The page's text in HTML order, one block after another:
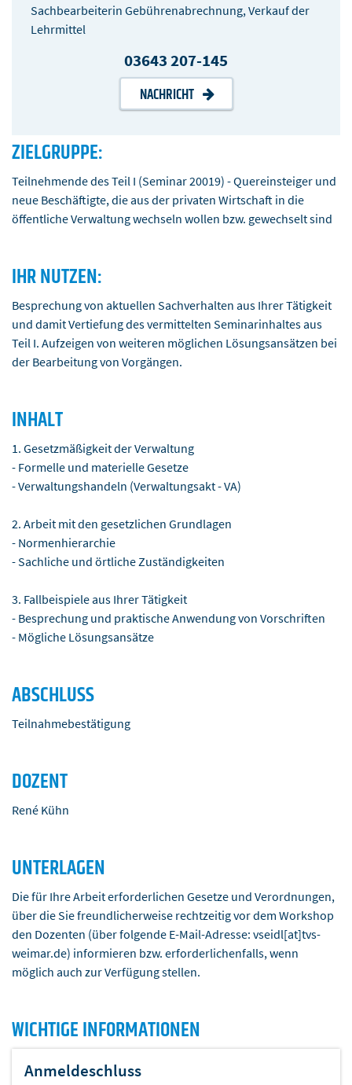
Sachbearbeiterin Gebührenabrechnung, Verkauf der
Lehrmittel
03643 207-145
NACHRICHT
ZIELGRUPPE:
Teilnehmende des Teil I (Seminar 20019) - Quereinsteiger und
neue Beschäftigte, die aus der privaten Wirtschaft in die
öffentliche Verwaltung wechseln wollen bzw. gewechselt sind
IHR NUTZEN:
Besprechung von aktuellen Sachverhalten aus Ihrer Tätigkeit
und damit Vertiefung des vermittelten Seminarinhaltes aus
Teil I. Aufzeigen von weiteren möglichen Lösungsansätzen bei
der Bearbeitung von Vorgängen.
INHALT
1. Gesetzmäßigkeit der Verwaltung
- Formelle und materielle Gesetze
- Verwaltungshandeln (Verwaltungsakt - VA)
2. Arbeit mit den gesetzlichen Grundlagen
- Normenhierarchie
- Sachliche und örtliche Zuständigkeiten
3. Fallbeispiele aus Ihrer Tätigkeit
- Besprechung und praktische Anwendung von Vorschriften
- Mögliche Lösungsansätze
ABSCHLUSS
Teilnahmebestätigung
DOZENT
René Kühn
UNTERLAGEN
Die für Ihre Arbeit erforderlichen Gesetze und Verordnungen,
über die Sie freundlicherweise rechtzeitig vor dem Workshop
den Dozenten (über folgende E-Mail-Adresse: vseidl[at]tvs-
weimar.de) informieren bzw. erforderlichenfalls, wenn
möglich auch zur Verfügung stellen.
WICHTIGE INFORMATIONEN
Anmeldeschluss